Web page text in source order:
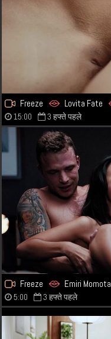
Freeze Lovita Fate
15:00 3 हफ्ते पहले
Freeze Emiri Momota
5:00 3 हफ्ते पहले